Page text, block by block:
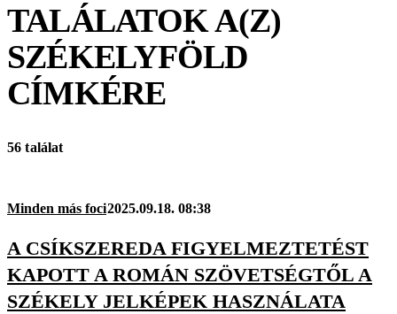
TALÁLATOK A(Z)
SZÉKELYFÖLD
CÍMKÉRE
56 találat
Minden más foci2025.09.18. 08:38
A CSÍKSZEREDA FIGYELMEZTETÉST
KAPOTT A ROMÁN SZÖVETSÉGTŐL A
SZÉKELY JELKÉPEK HASZNÁLATA